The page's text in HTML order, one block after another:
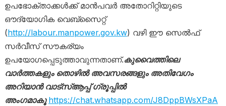
ഉപഭോക്താക്കൾക്ക് മാൻപവർ അതോറിറ്റിയുടെ
ഔദ്യോഗിക വെബ്സൈറ്റ്
(http://labour.manpower.gov.kw) വഴി ഈ സെൽഫ്
സർവീസ് സൗകര്യം
ഉപയോഗപ്പെടുത്താവുന്നതാണ്.കുവൈത്തിലെ
വാർത്തകളും തൊഴിൽ അവസരങ്ങളും അതിവേഗം
അറിയാൻ വാട്സ്ആപ്പ് ഗ്രൂപ്പിൽ
അംഗമാകൂ https://chat.whatsapp.com/J8DppBWsXPaA